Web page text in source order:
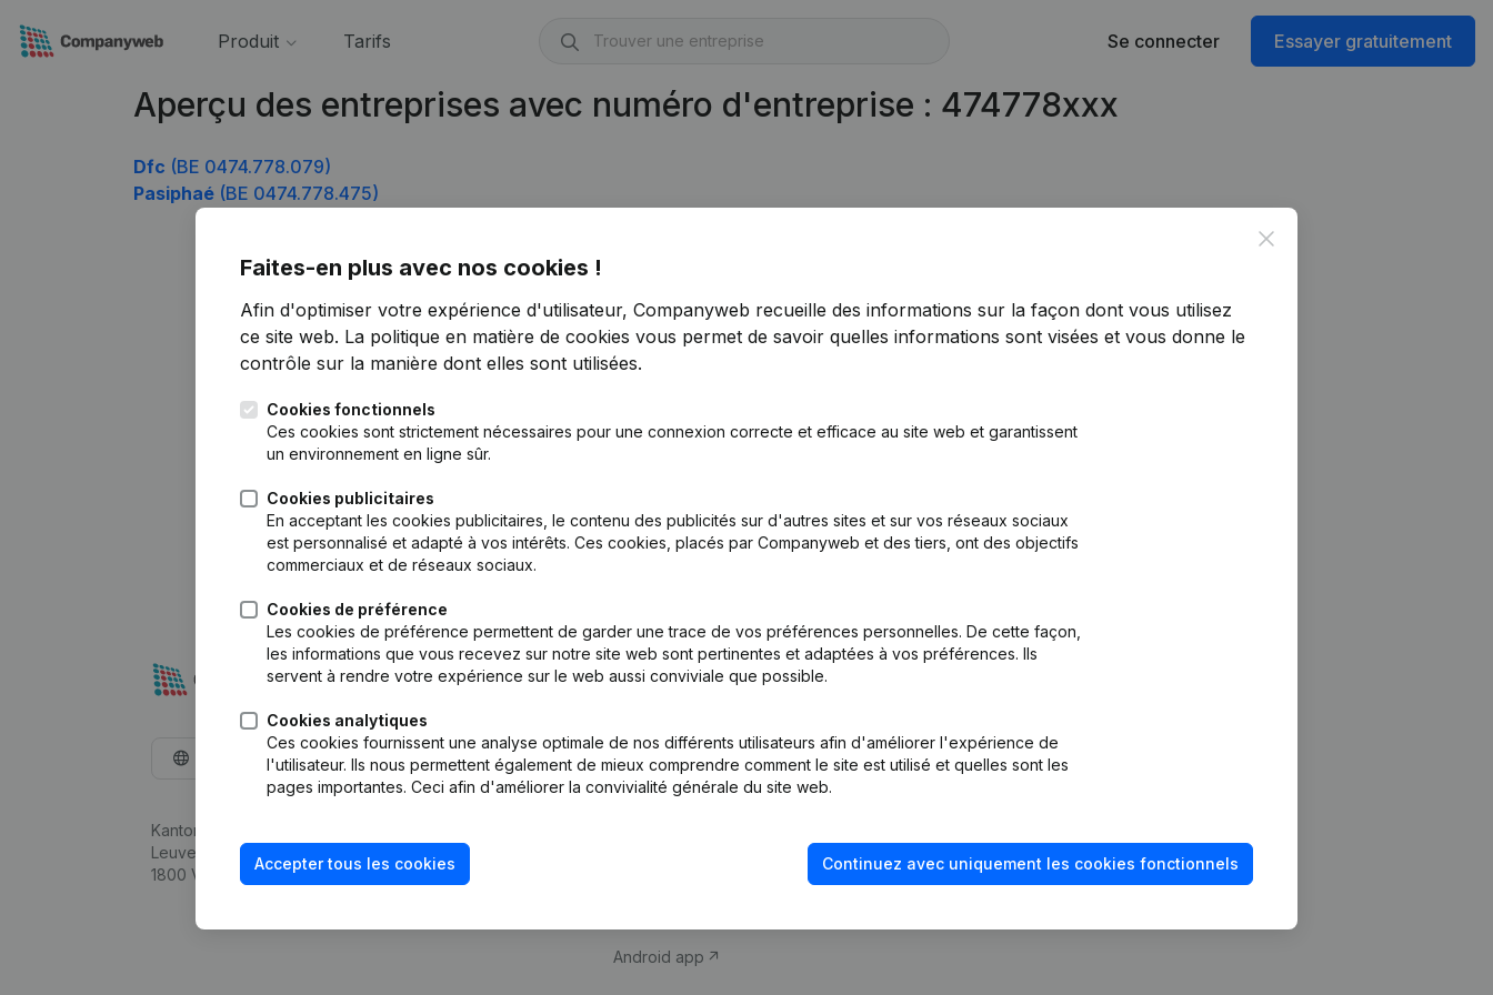
Produit Tarifs Se connecter Essayer gratuitement
Aperçu des entreprises avec numéro d'entreprise : 474778xxx
Dfc (BE 0474.778.079)
Pasiphaé (BE 0474.778.475)
Close
Faites-en plus avec nos cookies !
Afin d'optimiser votre expérience d'utilisateur, Companyweb recueille des informations sur la façon dont vous utilisez
ce site web. La politique en matière de cookies vous permet de savoir quelles informations sont visées et vous donne le
contrôle sur la manière dont elles sont utilisées.
Cookies fonctionnels
Ces cookies sont strictement nécessaires pour une connexion correcte et efficace au site web et garantissent
un environnement en ligne sûr.
Cookies publicitaires
En acceptant les cookies publicitaires, le contenu des publicités sur d'autres sites et sur vos réseaux sociaux
est personnalisé et adapté à vos intérêts. Ces cookies, placés par Companyweb et des tiers, ont des objectifs
commerciaux et de réseaux sociaux.
Cookies de préférence
Les cookies de préférence permettent de garder une trace de vos préférences personnelles. De cette façon,
les informations que vous recevez sur notre site web sont pertinentes et adaptées à vos préférences. Ils
servent à rendre votre expérience sur le web aussi conviviale que possible.
Cookies analytiques
Ces cookies fournissent une analyse optimale de nos différents utilisateurs afin d'améliorer l'expérience de
l'utilisateur. Ils nous permettent également de mieux comprendre comment le site est utilisé et quelles sont les
pages importantes. Ceci afin d'améliorer la convivialité générale du site web.
Accepter tous les cookies Continuez avec uniquement les cookies fonctionnels
Français
Kantorenpark Everest
Leuvensesteenweg 248D,
1800 Vilvoorde
Produit
d’entreprise
Monitoring
Android app
fraude
Consulter des comptes annuels
Vérification de la solvabilité